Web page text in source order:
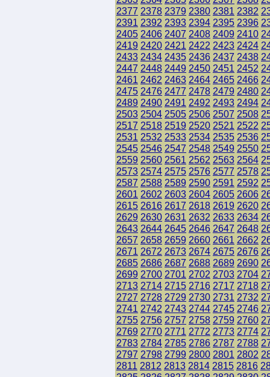
2377 2378 2379 2380 2381 2382
2391 2392 2393 2394 2395 2396
2405 2406 2407 2408 2409 2410
2419 2420 2421 2422 2423 2424
2433 2434 2435 2436 2437 2438
2447 2448 2449 2450 2451 2452
2461 2462 2463 2464 2465 2466
2475 2476 2477 2478 2479 2480
2489 2490 2491 2492 2493 2494
2503 2504 2505 2506 2507 2508
2517 2518 2519 2520 2521 2522
2531 2532 2533 2534 2535 2536
2545 2546 2547 2548 2549 2550
2559 2560 2561 2562 2563 2564
2573 2574 2575 2576 2577 2578
2587 2588 2589 2590 2591 2592
2601 2602 2603 2604 2605 2606
2615 2616 2617 2618 2619 2620
2629 2630 2631 2632 2633 2634
2643 2644 2645 2646 2647 2648
2657 2658 2659 2660 2661 2662
2671 2672 2673 2674 2675 2676
2685 2686 2687 2688 2689 2690
2699 2700 2701 2702 2703 2704
2713 2714 2715 2716 2717 2718
2727 2728 2729 2730 2731 2732
2741 2742 2743 2744 2745 2746
2755 2756 2757 2758 2759 2760
2769 2770 2771 2772 2773 2774
2783 2784 2785 2786 2787 2788
2797 2798 2799 2800 2801 2802
2811 2812 2813 2814 2815 2816